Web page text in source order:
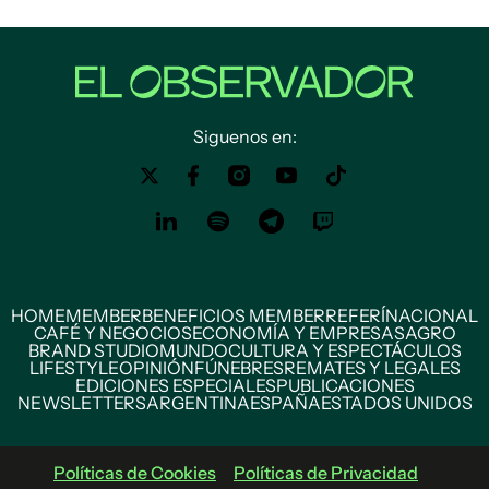
Siguenos en:
HOMEMEMBERBENEFICIOS MEMBERREFERÍNACIONAL
CAFÉ Y NEGOCIOSECONOMÍA Y EMPRESASAGRO
BRAND STUDIOMUNDOCULTURA Y ESPECTÁCULOS
LIFESTYLEOPINIÓNFÚNEBRESREMATES Y LEGALES
EDICIONES ESPECIALESPUBLICACIONES
NEWSLETTERSARGENTINAESPAÑAESTADOS UNIDOS
Políticas de Cookies Políticas de Privacidad